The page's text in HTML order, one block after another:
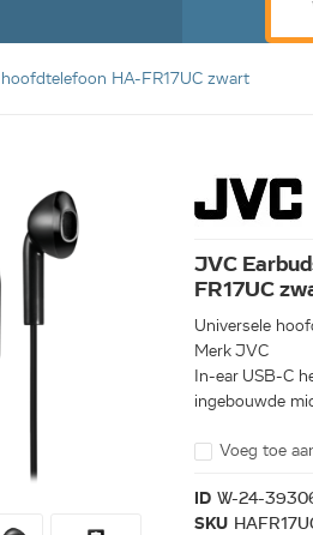
HA-FR17UC zwart
JVC
FR17UC
Universele
Merk JVC
In-ear USB-C
ingebouwde
Voeg toe
ID W-24-
SKU